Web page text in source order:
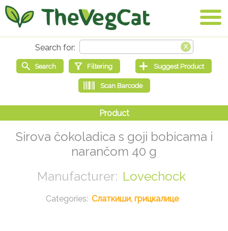
Sirova čokoladica s goji bobicama i
narančom 40 g
Lovechock
Слаткиши, грицкалице